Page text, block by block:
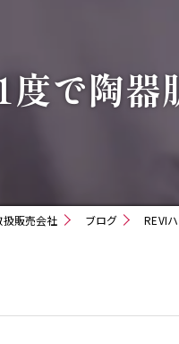
フェ
で陶器
販売会社 ブログ REVI